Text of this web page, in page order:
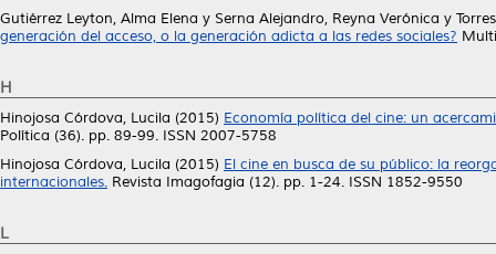
Gutiérrez Leyton, Alma Elena y Serna Alejandro, Reyna Verónica y
generación del acceso, o la generación adicta a las redes sociales?
H
Hinojosa Córdova, Lucila (2015) Economía política del cine: un
Política (36). pp. 89-99. ISSN 2007-5758
Hinojosa Córdova, Lucila (2015) El cine en busca de su público: la
internacionales. Revista Imagofagia (12). pp. 1-24. ISSN 1852-9550
L